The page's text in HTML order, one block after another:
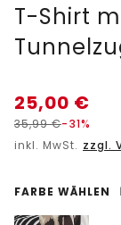
T-Shirt
25,00 €
35,99€-31%
inkl. MwSt. zzgl.
FARBE WÄHLEN |